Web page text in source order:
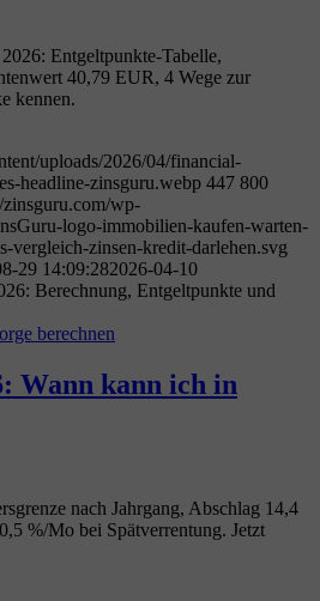
Entgeltpunkte-Tabelle,
40,79 EUR, 4 Wege zur
kennen.
uploads/2026/04/financial-
headline-zinsguru.webp 447 800
zinsguru.com/wp-
logo-immobilien-kaufen-warten-
vergleich-zinsen-kredit-darlehen.svg
29 14:09:282026-04-10
Berechnung, Entgeltpunkte und
Wann kann ich in
nach Jahrgang, Abschlag 14,4
%/Mo bei Spätverrentung. Jetzt